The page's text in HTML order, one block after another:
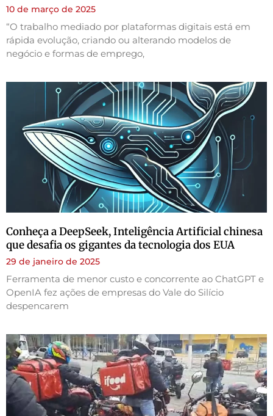
10 de março de 2025
“O trabalho mediado por plataformas digitais está em
rápida evolução, criando ou alterando modelos de
negócio e formas de emprego,
Conheça a DeepSeek, Inteligência Artificial chinesa
que desafia os gigantes da tecnologia dos EUA
29 de janeiro de 2025
Ferramenta de menor custo e concorrente ao ChatGPT e
OpenIA fez ações de empresas do Vale do Silício
despencarem